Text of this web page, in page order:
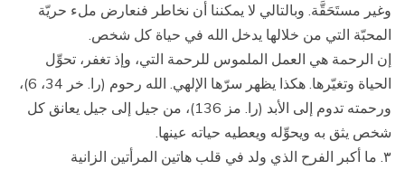
وغير مستَحَقَّة. وبالتالي لا يمكننا أن نخاطر فنعارض ملء حريّة
المحبّة التي من خلالها يدخل الله في حياة كل شخص.
إن الرحمة هي العمل الملموس للرحمة التي، وإذ تغفر، تحوِّل
الحياة وتغيّرها. هكذا يظهر سرّها الإلهي. الله رحوم (را. خر 34، 6)،
ورحمته تدوم إلى الأبد (را. مز 136)، من جيل إلى جيل يعانق كل
شخص يثق به ويحوِّله ويعطيه حياته عينها.
۳. ما أكبر الفرح الذي ولد في قلب هاتين المرأتين الزانية